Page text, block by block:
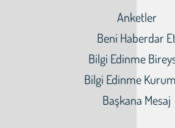
Anketler
Beni Haberdar
Bilgi Edinme
Bilgi Edinme
Başkana Mesaj